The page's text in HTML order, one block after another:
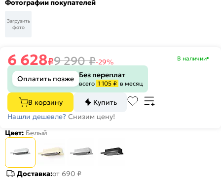
Фотографии покупателей
Загрузить
фото
6 628₽9 290₽-29% В наличии
Оплатить позже Без переплат
всего 1 105 ₽ в месяц
В корзину
Купить
Нашли дешевле? Снизим цену!
Цвет: Белый
Доставка:от 690 ₽